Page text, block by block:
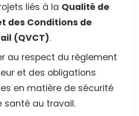
liés à la Qualité de
des Conditions de
(QVCT).
au respect du règlement
et des obligations
en matière de sécurité
santé au travail.